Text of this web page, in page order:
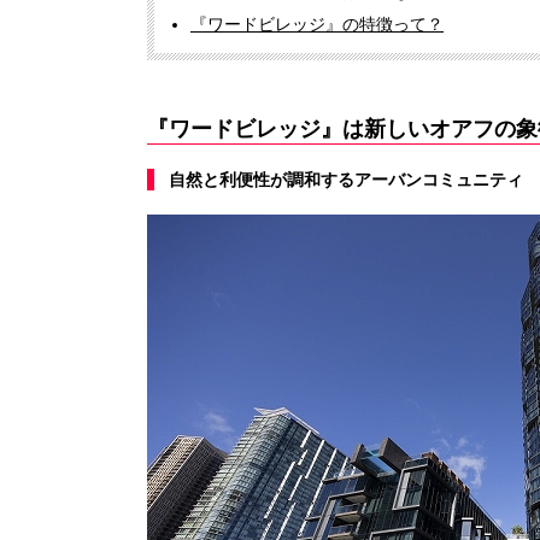
『ワードビレッジ』の特徴って？
『ワードビレッジ』は新しいオアフの
自然と利便性が調和するアーバンコミュニティ